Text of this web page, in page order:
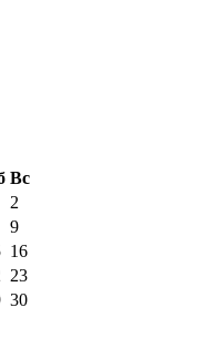
Вс
2
9
16
23
30